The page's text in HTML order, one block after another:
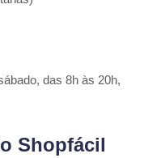
das 8h às 20h,
Shopfácil